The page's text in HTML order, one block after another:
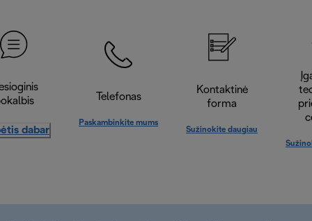
dabar
Telefonas
Paskambinkite mums
Kontaktinė
forma
Sužinokite daugiau